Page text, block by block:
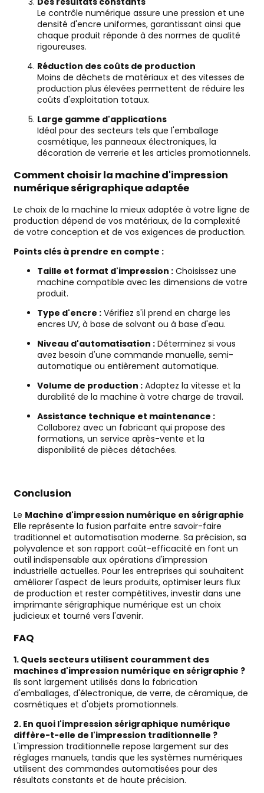
Le contrôle numérique assure une pression et une
densité d'encre uniformes, garantissant ainsi que
chaque produit réponde à des normes de qualité
rigoureuses.
Réduction des coûts de production
Moins de déchets de matériaux et des vitesses de
production plus élevées permettent de réduire les
coûts d'exploitation totaux.
Large gamme d'applications
Idéal pour des secteurs tels que l'emballage
cosmétique, les panneaux électroniques, la
décoration de verrerie et les articles promotionnels.
Comment choisir la machine d'impression
numérique sérigraphique adaptée
Le choix de la machine la mieux adaptée à votre ligne de
production dépend de vos matériaux, de la complexité
de votre conception et de vos exigences de production.
Points clés à prendre en compte :
Taille et format d'impression :Choisissez une
machine compatible avec les dimensions de votre
produit.
Type d'encre :Vérifiez s'il prend en charge les
encres UV, à base de solvant ou à base d'eau.
Niveau d'automatisation :Déterminez si vous
avez besoin d'une commande manuelle, semi-
automatique ou entièrement automatique.
Volume de production :Adaptez la vitesse et la
durabilité de la machine à votre charge de travail.
Assistance technique et maintenance :
Collaborez avec un fabricant qui propose des
formations, un service après-vente et la
disponibilité de pièces détachées.
Conclusion
Le Machine d'impression numérique en sérigraphie
Elle représente la fusion parfaite entre savoir-faire
traditionnel et automatisation moderne. Sa précision, sa
polyvalence et son rapport coût-efficacité en font un
outil indispensable aux opérations d'impression
industrielle actuelles. Pour les entreprises qui souhaitent
améliorer l'aspect de leurs produits, optimiser leurs flux
de production et rester compétitives, investir dans une
imprimante sérigraphique numérique est un choix
judicieux et tourné vers l'avenir.
FAQ
1. Quels secteurs utilisent couramment des
machines d'impression numérique en sérigraphie ?
Ils sont largement utilisés dans la fabrication
d'emballages, d'électronique, de verre, de céramique, de
cosmétiques et d'objets promotionnels.
2. En quoi l'impression sérigraphique numérique
diffère-t-elle de l'impression traditionnelle ?
L'impression traditionnelle repose largement sur des
réglages manuels, tandis que les systèmes numériques
utilisent des commandes automatisées pour des
résultats constants et de haute précision.